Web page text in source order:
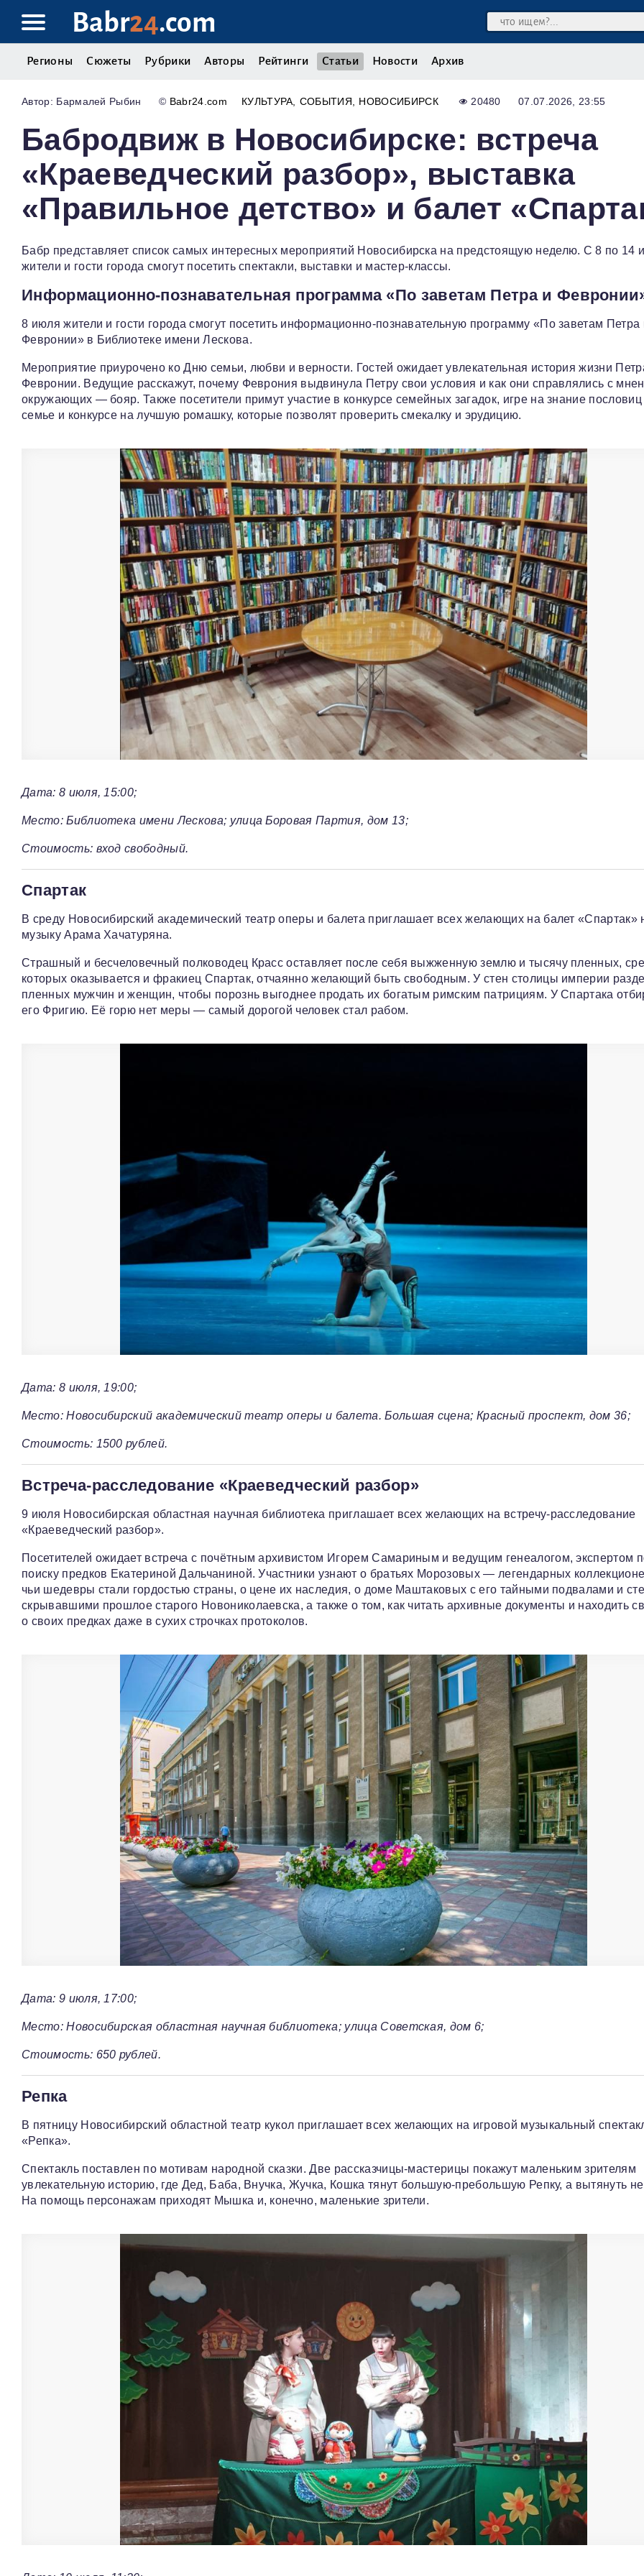
Babr24.com
Регионы Сюжеты Рубрики Авторы Рейтинги Статьи Новости Архив
Бармалей Рыбин © Babr24.com КУЛЬТУРА СОБЫТИЯ НОВОСИБИРСК 20480 07.07.2026, 23:55
Бабродвиж в Новосибирске: встреча
«Краеведческий разбор», выставка
«Правильное детство» и балет
Бабр представляет список самых интересных мероприятий Новосибирска на предстоящую неделю. С 8 по 14
жители и гости города смогут посетить спектакли, выставки и мастер-классы.
Информационно-познавательная программа «По заветам Петра и
8 июля жители и гости города смогут посетить информационно-познавательную программу «По заветам Петра
Февронии» в Библиотеке имени Лескова.
Мероприятие приурочено ко Дню семьи, любви и верности. Гостей ожидает увлекательная история жизни
Февронии. Ведущие расскажут, почему Феврония выдвинула Петру свои условия и как они справлялись с
окружающих — бояр. Также посетители примут участие в конкурсе семейных загадок, игре на знание пословиц
семье и конкурсе на лучшую ромашку, которые позволят проверить смекалку и эрудицию.
Дата: 8 июля, 15:00;
Место: Библиотека имени Лескова; улица Боровая Партия, дом 13;
Стоимость: вход свободный.
Спартак
В среду Новосибирский академический театр оперы и балета приглашает всех желающих на балет «Спартак»
музыку Арама Хачатуряна.
Страшный и бесчеловечный полководец Красс оставляет после себя выжженную землю и тысячу пленных,
которых оказывается и фракиец Спартак, отчаянно желающий быть свободным. У стен столицы империи
пленных мужчин и женщин, чтобы порознь выгоднее продать их богатым римским патрициям. У Спартака
его Фригию. Её горю нет меры — самый дорогой человек стал рабом.
Дата: 8 июля, 19:00;
Место: Новосибирский академический театр оперы и балета. Большая сцена; Красный проспект, дом 36;
Стоимость: 1500 рублей.
Встреча-расследование «Краеведческий разбор»
9 июля Новосибирская областная научная библиотека приглашает всех желающих на встречу-расследование
«Краеведческий разбор».
Посетителей ожидает встреча с почётным архивистом Игорем Самариным и ведущим генеалогом, экспертом
поиску предков Екатериной Дальчаниной. Участники узнают о братьях Морозовых — легендарных
чьи шедевры стали гордостью страны, о цене их наследия, о доме Маштаковых с его тайными подвалами и
скрывавшими прошлое старого Новониколаевска, а также о том, как читать архивные документы и находить
о своих предках даже в сухих строчках протоколов.
Дата: 9 июля, 17:00;
Место: Новосибирская областная научная библиотека; улица Советская, дом 6;
Стоимость: 650 рублей.
Репка
В пятницу Новосибирский областной театр кукол приглашает всех желающих на игровой музыкальный
«Репка».
Спектакль поставлен по мотивам народной сказки. Две рассказчицы-мастерицы покажут маленьким зрителям
увлекательную историю, где Дед, Баба, Внучка, Жучка, Кошка тянут большую-пребольшую Репку, а вытянуть не
На помощь персонажам приходят Мышка и, конечно, маленькие зрители.